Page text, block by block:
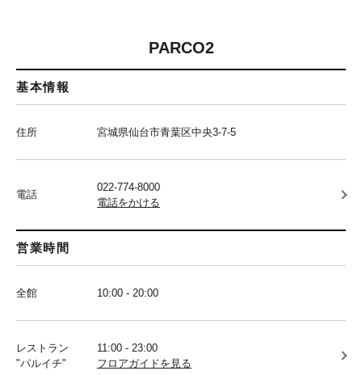
PARCO2
基本情報
住所 宮城県仙台市青葉区中央3-7-5
電話
022-774-8000
電話をかける
営業時間
全館 10:00 - 20:00
レストラン
"パルイチ"
11:00 - 23:00
フロアガイドを見る